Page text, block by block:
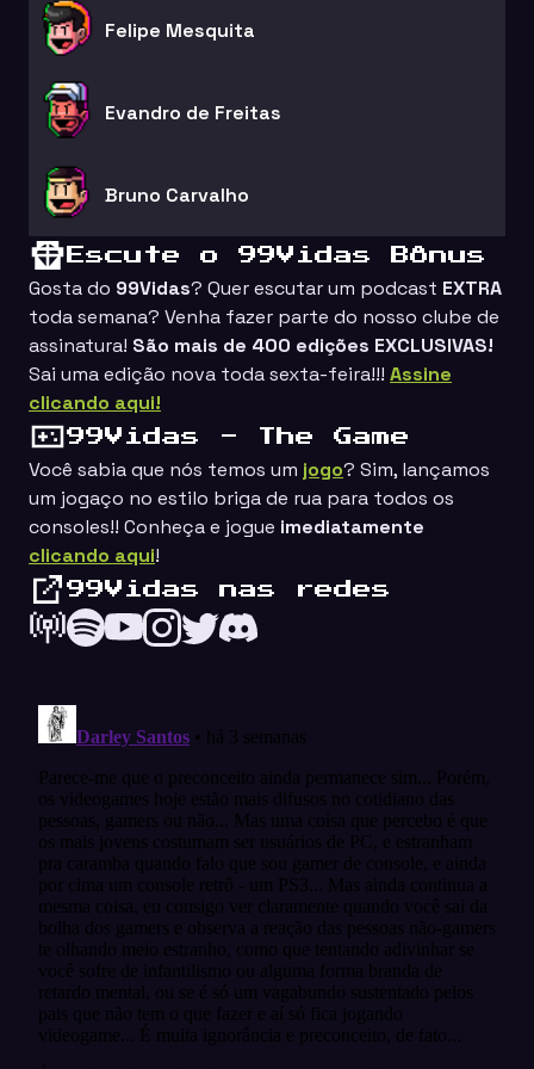
Felipe Mesquita
Evandro de Freitas
Bruno Carvalho
Escute o 99Vidas Bônus
Gosta do 99Vidas? Quer escutar um podcast EXTRA
toda semana? Venha fazer parte do nosso clube de
assinatura! São mais de 400 edições EXCLUSIVAS!
Sai uma edição nova toda sexta-feira!!! Assine
clicando aqui!
99Vidas - The Game
Você sabia que nós temos um jogo? Sim, lançamos
um jogaço no estilo briga de rua para todos os
consoles!! Conheça e jogue imediatamente
clicando aqui!
99Vidas nas redes